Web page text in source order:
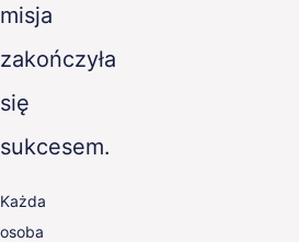
misja
zakończyła
się
sukcesem.
Każda
osoba